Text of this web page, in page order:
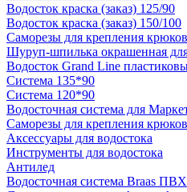
Водосток краска (заказ) 125/90
Водосток краска (заказ) 150/100
Саморезы для крепления крюков
Шуруп-шпилька окрашенная
Водосток Grand Line
Система 135*90
Система 120*90
Водосточная система для
Саморезы для крепления крюков
Аксессуары для водостока
Инструменты для водостока
Антилед
Водосточная система Braas ПВХ